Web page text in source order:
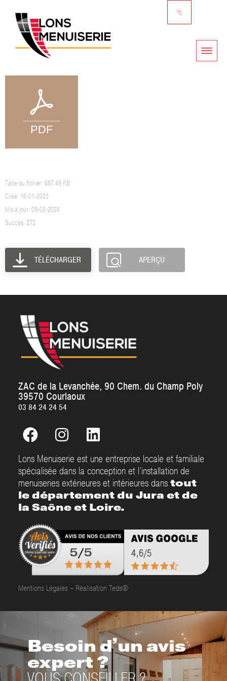
Taille du fichier: 687.49 KB
Créé: 16-01-2023
Mis à jour: 09-02-2024
Succès: 273
TÉLÉCHARGER APERÇU
ZAC de la Levanchée, 90 Chem. du Champ Poly
39570 Courlaoux
03 84 24 24 54
Lons Menuiserie est une entreprise locale et familiale
spécialisée dans la conception et l’installation de
menuiseries extérieures et intérieures danstout
le département du Jura et de
la Saône et Loire.
Mentions Légales– Réalisation Teds®
Besoin d’un avis
expert ?